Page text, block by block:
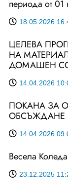
периода от
18.05.2026
ЦЕЛЕВА
НА
ДОМАШЕН
14.04.2026
ПОКАНА ЗА
ОБСЪЖДАНЕ
14.04.2026
Весела
23.12.2025